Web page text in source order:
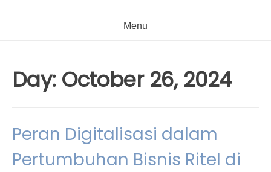
Menu
Day: October 26, 2024
Peran Digitalisasi dalam
Pertumbuhan Bisnis Ritel di